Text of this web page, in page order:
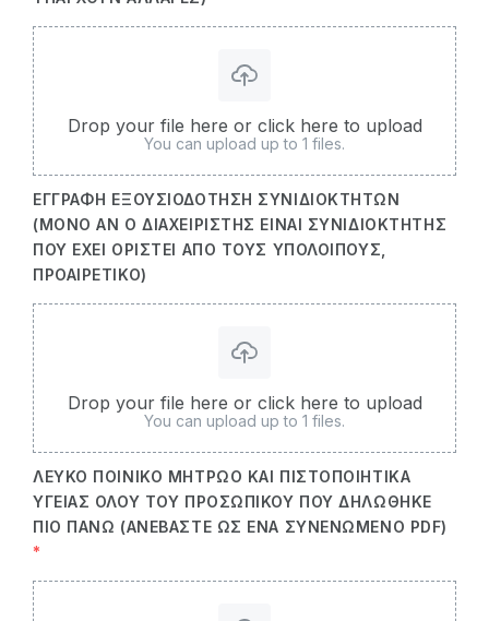
Drop your file here or click here to upload
You can upload up to 1 files.
ΈΓΓΡΑΦΗ ΕΞΟΥΣΙΟΔΌΤΗΣΗ ΣΥΝΙΔΙΟΚΤΗΤΏΝ
(ΜΌΝΟ ΑΝ Ο ΔΙΑΧΕΙΡΙΣΤΉΣ ΕΊΝΑΙ ΣΥΝΙΔΙΟΚΤΉΤΗΣ
ΠΟΥ ΈΧΕΙ ΟΡΙΣΤΕΊ ΑΠΌ ΤΟΥΣ ΥΠΌΛΟΙΠΟΥΣ,
ΠΡΟΑΙΡΕΤΙΚΌ)
Drop your file here or click here to upload
You can upload up to 1 files.
ΛΕΥΚΌ ΠΟΙΝΙΚΌ ΜΗΤΡΏΟ ΚΑΙ ΠΙΣΤΟΠΟΙΗΤΙΚΆ
ΥΓΕΊΑΣ ΌΛΟΥ ΤΟΥ ΠΡΟΣΩΠΙΚΟΎ ΠΟΥ ΔΗΛΏΘΗΚΕ
ΠΙΟ ΠΆΝΩ (ΑΝΕΒΆΣΤΕ ΩΣ ΈΝΑ ΣΥΝΕΝΩΜΈΝΟ PDF)
*